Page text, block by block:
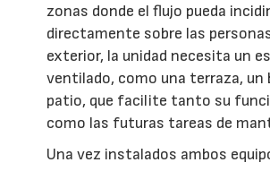
zonas donde el flujo pueda incidir
directamente sobre las
exterior, la unidad necesita un
ventilado, como una terraza, un
patio, que facilite tanto su
como las futuras tareas de
Una vez instalados ambos